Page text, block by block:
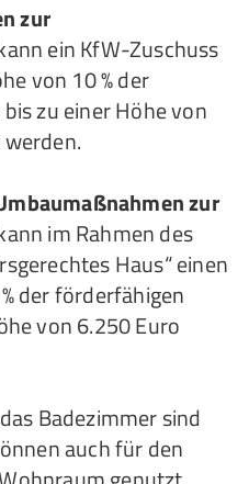
zur
ein KfW-Zuschuss
von 10 % der
zu einer Höhe von
zur
im Rahmen des
Haus“ einen
der förderfähigen
von 6.250 Euro
Badezimmer sind
auch für den